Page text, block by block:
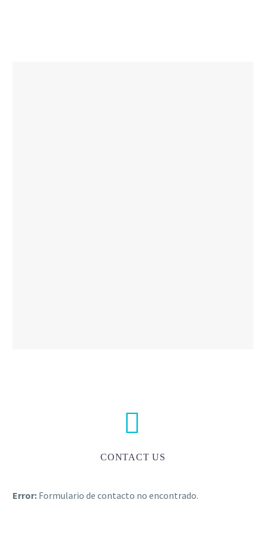


CONTACT US
Error: Formulario de contacto no encontrado.